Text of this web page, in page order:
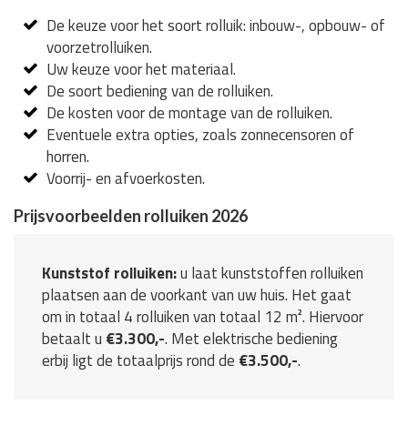
De keuze voor het soort rolluik: inbouw-, opbouw- of
voorzetrolluiken.
Uw keuze voor het materiaal.
De soort bediening van de rolluiken.
De kosten voor de montage van de rolluiken.
Eventuele extra opties, zoals zonnecensoren of
horren.
Voorrij- en afvoerkosten.
Prijsvoorbeelden rolluiken 2026
Kunststof rolluiken:u laat kunststoffen rolluiken
plaatsen aan de voorkant van uw huis. Het gaat
om in totaal 4 rolluiken van totaal 12 m². Hiervoor
betaalt u €3.300,-. Met elektrische bediening
erbij ligt de totaalprijs rond de €3.500,-.